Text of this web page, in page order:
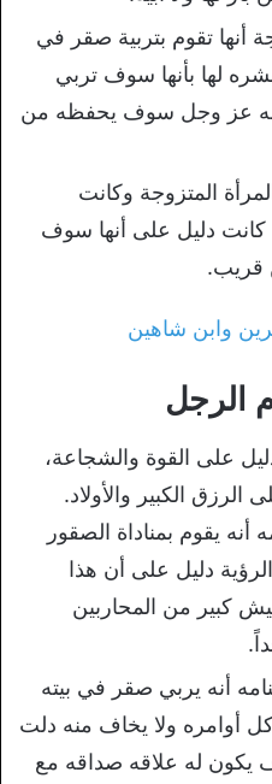
أنها تقوم بتربية صقر في
لها بأنها سوف تربي
الله عز وجل سوف يحفظه من
المتزوجة وكانت
كانت دليل على أنها سوف
قريب.
وابن شاهين
الرجل
على القوة والشجاعة،
الكبير والأولاد.
يقوم بمناداة الصقور
دليل على أن هذا
كبير من المحاربين
أنه يربي صقر في بيته
أوامره ولا يخاف منه دلت
يكون له علاقه صداقه مع